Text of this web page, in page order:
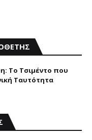
Το Τσιμέντο που
Ταυτότητα